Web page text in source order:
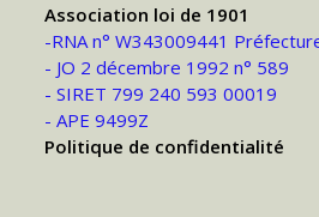
Association loi de 1901
-RNA n° W343009441
- JO 2 décembre 1992 n° 589
- SIRET 799 240 593 00019
- APE 9499Z
Politique de confidentialité